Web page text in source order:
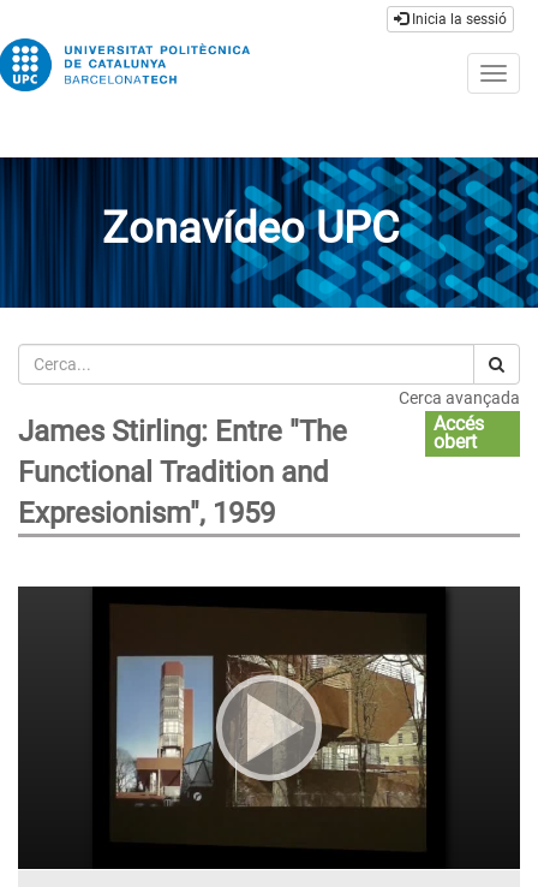
Inicia la sessió
Zonavídeo UPC
Cerca
Cerca avançada
James Stirling: Entre "The
Functional Tradition and
Expresionism", 1959
Accés
obert